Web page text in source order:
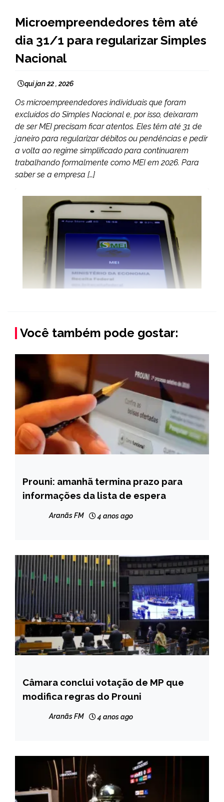
NOTÍCIAS
Microempreendedores têm até
dia 31/1 para regularizar Simples
Nacional
qui jan 22 , 2026
Os microempreendedores individuais que foram
excluídos do Simples Nacional e, por isso, deixaram
de ser MEI precisam ficar atentos. Eles têm até 31 de
janeiro para regularizar débitos ou pendências e pedir
a volta ao regime simplificado para continuarem
trabalhando formalmente como MEI em 2026. Para
saber se a empresa […]
Você também pode gostar:
BRASIL
NOTÍCIAS
Prouni: amanhã termina prazo para
informações da lista de espera
Aranãs FM 4 anos ago
BRASIL
NOTÍCIAS
Câmara conclui votação de MP que
modifica regras do Prouni
Aranãs FM 4 anos ago